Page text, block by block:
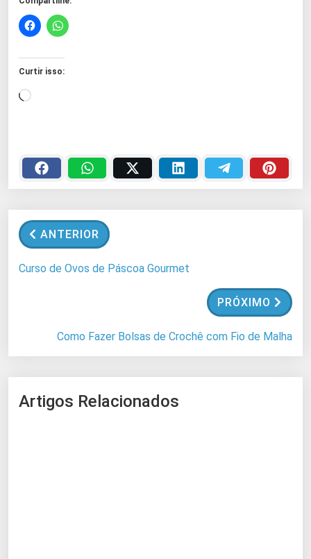
Curtir isso:
C
e
g
n
d
ANTERIOR
Curso de Ovos de Páscoa Gourmet
PRÓXIMO
Como Fazer Bolsas de Crochê com Fio de Malha
Artigos Relacionados